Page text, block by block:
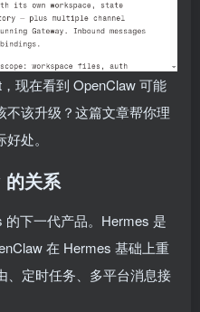
现在看到 OpenClaw 可能
该升级？这篇文章帮你理
处。
关系
下一代产品。Hermes 是
在 Hermes 基础上重
、定时任务、多平台消息接